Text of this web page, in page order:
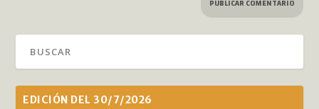
EDICIÓN DEL 30/7/2026